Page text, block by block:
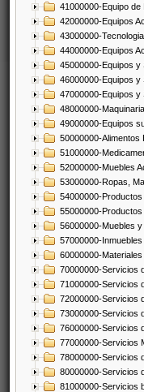
41000000-Equipo
42000000-Equipos
43000000-
44000000-Equipos
45000000-Equipos y
46000000-Equipos y
47000000-Equipos y
48000000-
49000000-Equipos
50000000-Alimentos
51000000-
52000000-Muebles
53000000-Ropas,
54000000-
55000000-Productos
56000000-Muebles y
57000000-Inmuebles
60000000-
70000000-Servicios
71000000-Servicios
72000000-Servicios
73000000-Servicios
76000000-Servicios
77000000-Servicios
78000000-Servicios
80000000-Servicios
81000000-Servicios